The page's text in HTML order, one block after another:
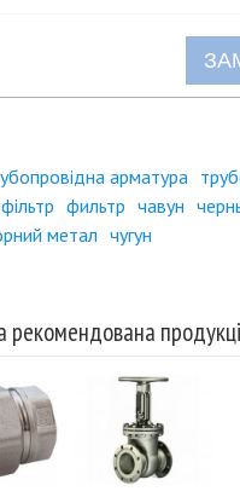
арматура
фільтр фильтр чавун
метал чугун
рекомендована